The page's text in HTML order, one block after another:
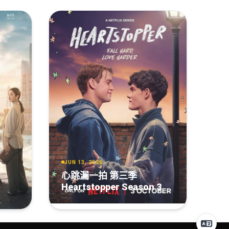
JUN 13, 2026
心跳漏一拍 第三季
Heartstopper Season 3